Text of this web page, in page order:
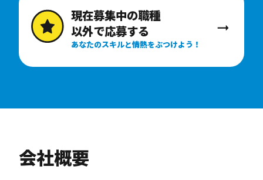
現在募集中の職種
以外で応募する
あなたのスキルと情熱をぶつけよう！
会社概要